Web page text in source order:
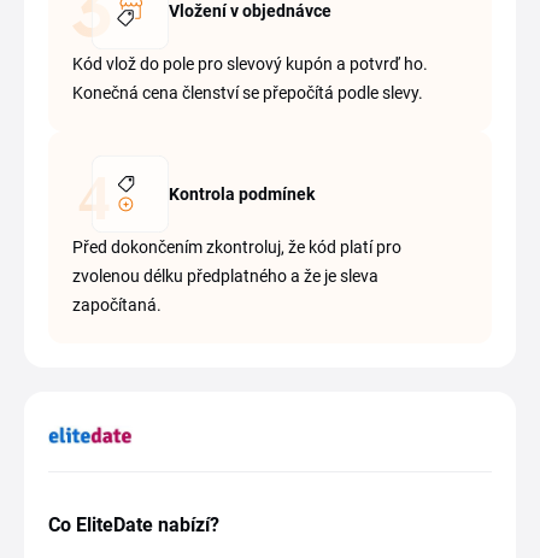
Vložení v objednávce
Kód vlož do pole pro slevový kupón a potvrď ho.
Konečná cena členství se přepočítá podle slevy.
Kontrola podmínek
Před dokončením zkontroluj, že kód platí pro
zvolenou délku předplatného a že je sleva
započítaná.
Co EliteDate nabízí?